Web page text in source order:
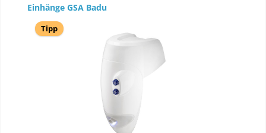
Produktgalerie überspringen
Einhänge GSA Badu
Tipp